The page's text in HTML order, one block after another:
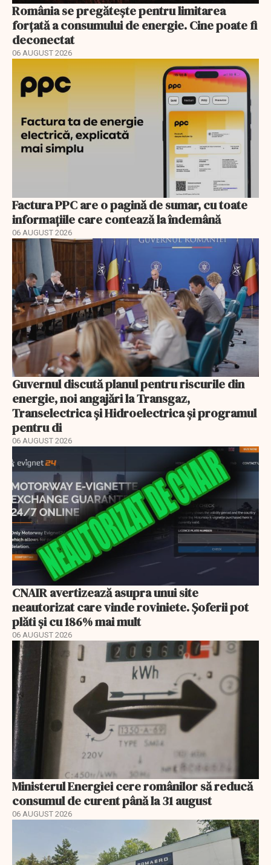
România se pregătește pentru limitarea
forțată a consumului de energie. Cine poate fi
deconectat
06 AUGUST 2026
Factura PPC are o pagină de sumar, cu toate
informațiile care contează la îndemână
06 AUGUST 2026
Guvernul discută planul pentru riscurile din
energie, noi angajări la Transgaz,
Transelectrica și Hidroelectrica și programul
pentru di
06 AUGUST 2026
CNAIR avertizează asupra unui site
neautorizat care vinde roviniete. Șoferii pot
plăti și cu 186% mai mult
06 AUGUST 2026
Ministerul Energiei cere românilor să reducă
consumul de curent până la 31 august
06 AUGUST 2026